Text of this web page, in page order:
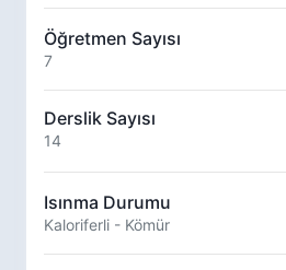
Öğretmen Sayısı
7
Derslik Sayısı
14
Isınma Durumu
Kaloriferli - Kömür